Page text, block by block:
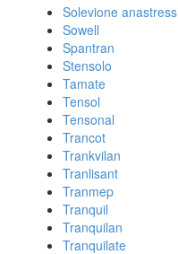
Solevione anastress
Sowell
Spantran
Stensolo
Tamate
Tensol
Tensonal
Trancot
Trankvilan
Tranlisant
Tranmep
Tranquil
Tranquilan
Tranquilate